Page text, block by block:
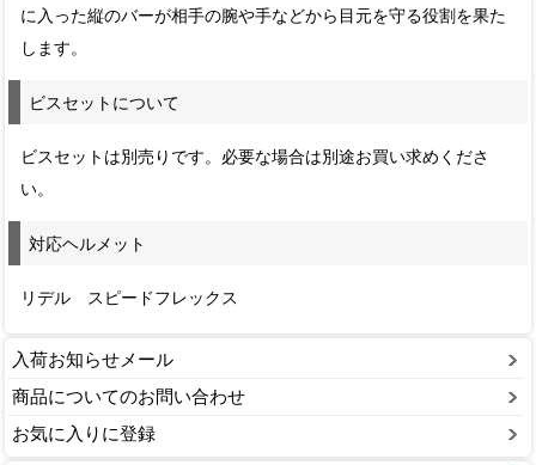
に入った縦のバーが相手の腕や手などから目元を守る役割を果た
します。
ビスセットについて
ビスセットは別売りです。必要な場合は別途お買い求めくださ
い。
対応ヘルメット
リデル スピードフレックス
入荷お知らせメール
商品についてのお問い合わせ
お気に入りに登録